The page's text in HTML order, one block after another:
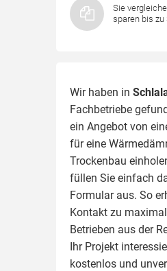
Sie
sparen bis zu
Wir haben in
Fachbetriebe
ein Angebot von
für eine
Trockenbau
füllen Sie einfach
Formular aus. So
Kontakt zu
Betrieben aus der
Ihr Projekt
kostenlos und